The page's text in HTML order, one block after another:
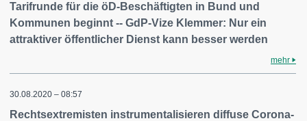
Tarifrunde für die öD-Beschäftigten in Bund und
Kommunen beginnt -- GdP-Vize Klemmer: Nur ein
attraktiver öffentlicher Dienst kann besser werden
mehr
30.08.2020 – 08:57
Rechtsextremisten instrumentalisieren diffuse Corona-